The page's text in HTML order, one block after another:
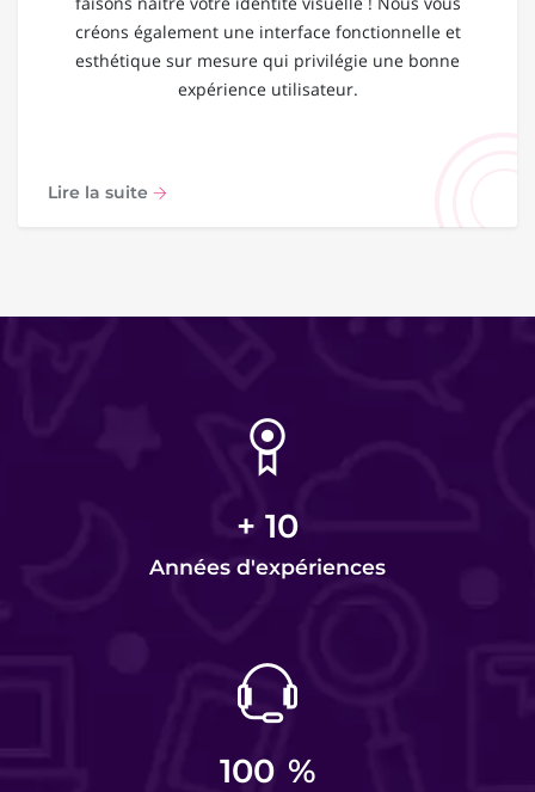
créons également une interface fonctionnelle et
esthétique sur mesure qui privilégie une bonne
expérience utilisateur.
Lire la suite
+ 10
Années d'expériences
100 %